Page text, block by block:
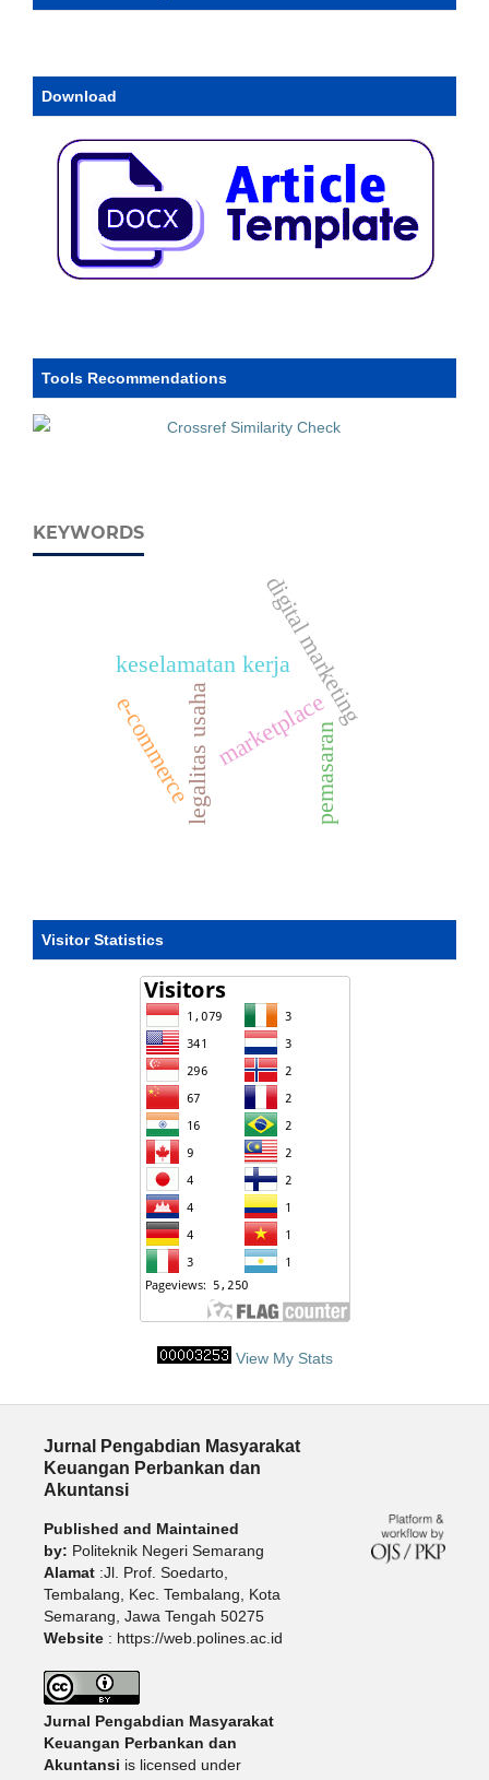
Download
Tools Recommendations
KEYWORDS
keselamatan kerja
marketplace
legalitas usaha
digital marketing
e-commerce pemasaran
Visitor Statistics
View My Stats
Jurnal Pengabdian Masyarakat
Keuangan Perbankan dan
Akuntansi
Published and Maintained
by: Politeknik Negeri Semarang
Alamat:Jl. Prof. Soedarto,
Tembalang, Kec. Tembalang, Kota
Semarang, Jawa Tengah 50275
Website: https://web.polines.ac.id
Jurnal Pengabdian Masyarakat
Keuangan Perbankan dan
Akuntansi is licensed under